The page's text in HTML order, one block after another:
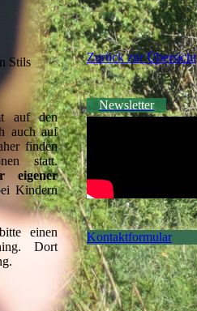
Stils
auf den
auch auf
finden
statt.
eigener
Kindern
einen
Dort
Zurück zur Übersicht
Newsletter
Kontaktformular